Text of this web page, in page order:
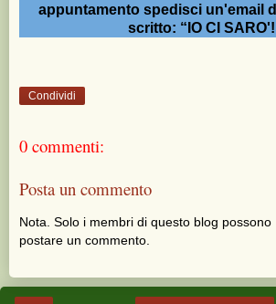
appuntamento spedisci un'email
scritto: “IO CI
Condividi
0 commenti:
Posta un commento
Nota. Solo i membri di questo blog possono
postare un commento.